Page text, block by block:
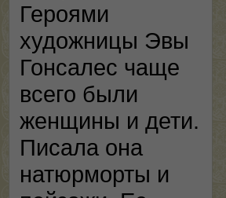
Героями
художницы Эвы
Гонсалес чаще
всего были
женщины и дети.
Писала она
натюрморты и